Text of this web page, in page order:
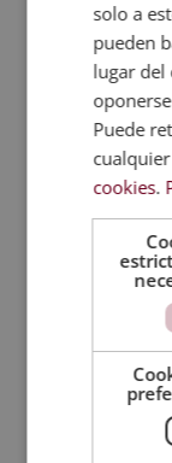
el Trabajo
1.520,00€
solo a
pueden
lugar del
Puede
cookies.